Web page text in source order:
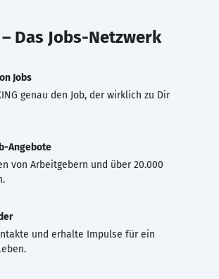
– Das Jobs-Netzwerk
Jobs
genau den Job, der wirklich zu Dir
Angebote
von Arbeitgebern und über 20.000
und erhalte Impulse für ein